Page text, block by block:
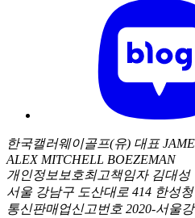
한국캘러웨이골프(유) 대표
ALEX MITCHELL BOEZEMAN
개인정보보호최고책임자 김대성
서울 강남구 도산대로 414 한성
통신판매업신고번호 2020-서울